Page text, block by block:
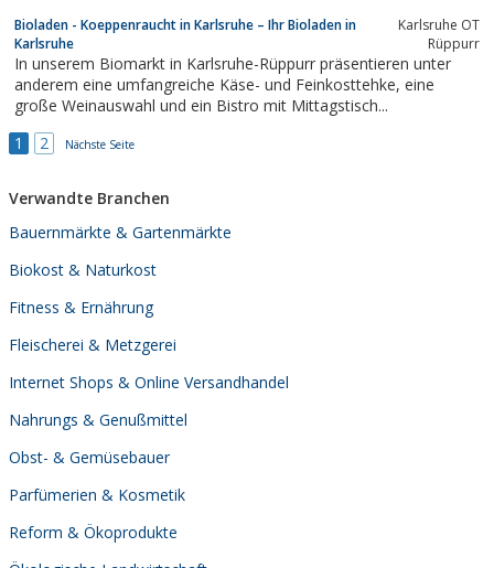
Bioladen - Koeppenraucht in Karlsruhe – Ihr Bioladen in
Karlsruhe
Karlsruhe OT
Rüppurr
In unserem Biomarkt in Karlsruhe-Rüppurr präsentieren unter
anderem eine umfangreiche Käse- und Feinkosttehke, eine
große Weinauswahl und ein Bistro mit Mittagstisch...
1
2 Nächste Seite
Verwandte Branchen
Bauernmärkte & Gartenmärkte
Biokost & Naturkost
Fitness & Ernährung
Fleischerei & Metzgerei
Internet Shops & Online Versandhandel
Nahrungs & Genußmittel
Obst- & Gemüsebauer
Parfümerien & Kosmetik
Reform & Ökoprodukte